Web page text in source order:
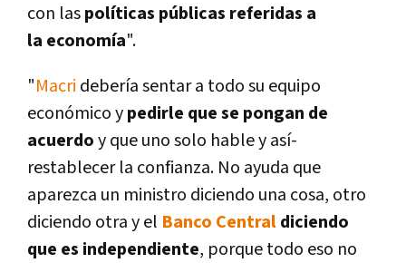
con laspolí­ticas públicas referidas a
la economí­a".
"Macri deberí­a sentar a todo su equipo
económico ypedirle que se pongan de
acuerdoy que uno solo hable y así­
restablecer la confianza. No ayuda que
aparezca un ministro diciendo una cosa, otro
diciendo otra y el Banco Centraldiciendo
que es independiente, porque todo eso no